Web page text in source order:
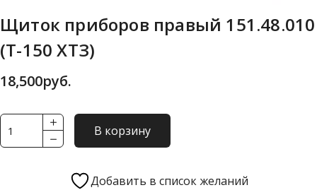
Щиток приборов правый 151.48.010
(Т-150 ХТЗ)
18,500руб.
Количество
товара
В корзину
Добавить в список желаний